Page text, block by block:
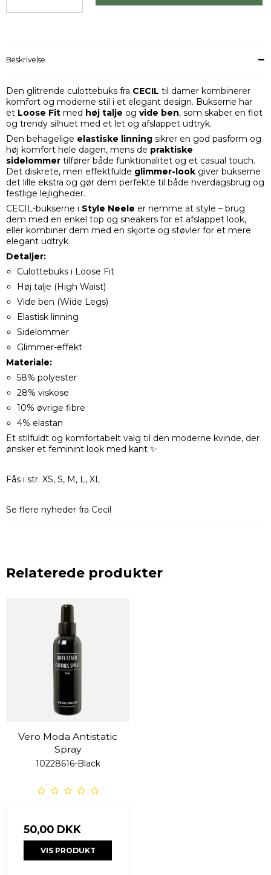
Beskrivelse
Den glitrende culottebuks fra CECIL til damer kombinerer
komfort og moderne stil i et elegant design. Bukserne har
et Loose Fit med høj talje og vide ben, som skaber en flot
og trendy silhuet med et let og afslappet udtryk.
Den behagelige elastiske linning sikrer en god pasform og
høj komfort hele dagen, mens de praktiske
sidelommer tilfører både funktionalitet og et casual touch.
Det diskrete, men effektfulde glimmer-look giver bukserne
det lille ekstra og gør dem perfekte til både hverdagsbrug og
festlige lejligheder.
CECIL-bukserne i Style Neele er nemme at style – brug
dem med en enkel top og sneakers for et afslappet look,
eller kombiner dem med en skjorte og støvler for et mere
elegant udtryk.
Detaljer:
Culottebuks i Loose Fit
Høj talje (High Waist)
Vide ben (Wide Legs)
Elastisk linning
Sidelommer
Glimmer-effekt
Materiale:
58% polyester
28% viskose
10% øvrige fibre
4% elastan
Et stilfuldt og komfortabelt valg til den moderne kvinde, der
ønsker et feminint look med kant ✨
Fås i str. XS, S, M, L, XL
Se flere nyheder fra Cecil
Relaterede produkter
Vero Moda Antistatic
Spray
10228616-Black
50,00 DKK
VIS PRODUKT